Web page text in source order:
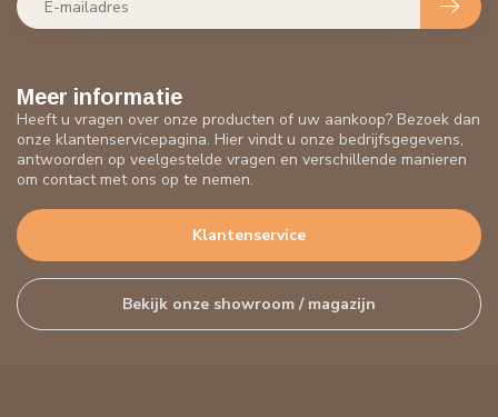
Meer informatie
Heeft u vragen over onze producten of uw aankoop? Bezoek dan
onze klantenservicepagina. Hier vindt u onze bedrijfsgegevens,
antwoorden op veelgestelde vragen en verschillende manieren
om contact met ons op te nemen.
Klantenservice
Bekijk onze showroom / magazijn